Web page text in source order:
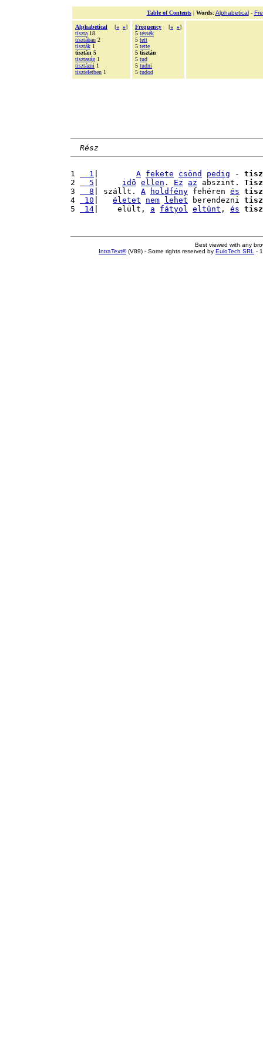
Table of Contents| Words: Alphabetical-
Alphabetical [« »]
tiszta 18
tisztában 2
tiszták 1
tisztán 5
tisztaság 1
tisztázni 1
tiszteletben 1
Frequency [« »]
5 tessék
5 tett
5 tette
5 tisztán
5 tud
5 tudni
5 tudod
Rész
1
  1
A fekete csönd pedig -
2
  5
idõ ellen . Ez az abszint.
3
  8
| szállt. A holdfény fehéren és
4
10 életet nem lehet berendezni
5
14 |    elült, a fátyol eltûnt , és
Best viewed with any
IntraText®(V89) - Some rights reserved by EuloTech SRL -